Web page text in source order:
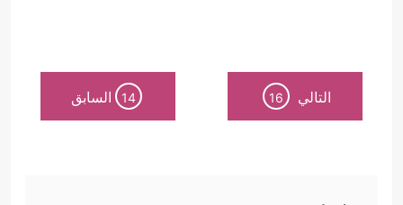
التالي 16
14 السابق